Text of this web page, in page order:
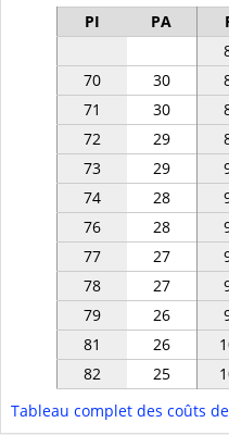
PI PA
70
30
71
30
72
29
73
29
74
28
76
28
77
27
78
27
79
26
81
26
82
25
Tableau complet des coûts